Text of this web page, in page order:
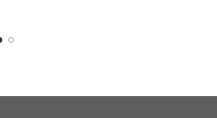
Ortalama aldığı gramaj: 1